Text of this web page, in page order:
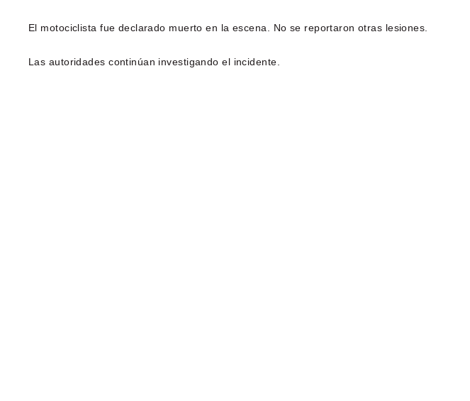
El motociclista fue declarado muerto en la escena. No se reportaron otras lesiones.
Las autoridades continúan investigando el incidente.